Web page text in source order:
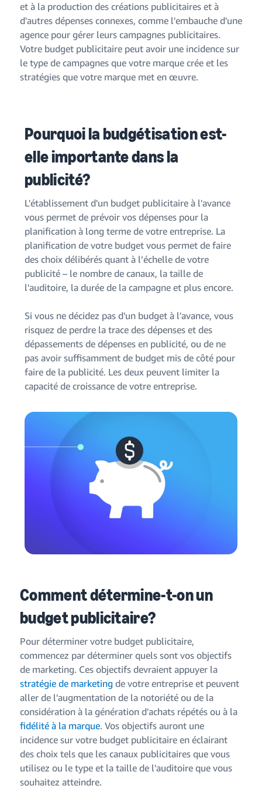
et à la production des créations publicitaires et à
d'autres dépenses connexes, comme l'embauche d'une
agence pour gérer leurs campagnes publicitaires.
Votre budget publicitaire peut avoir une incidence sur
le type de campagnes que votre marque crée et les
stratégies que votre marque met en œuvre.
Pourquoi la budgétisation est-
elle importante dans la
publicité?
L'établissement d'un budget publicitaire à l'avance
vous permet de prévoir vos dépenses pour la
planification à long terme de votre entreprise. La
planification de votre budget vous permet de faire
des choix délibérés quant à l’échelle de votre
publicité – le nombre de canaux, la taille de
l'auditoire, la durée de la campagne et plus encore.
Si vous ne décidez pas d'un budget à l'avance, vous
risquez de perdre la trace des dépenses et des
dépassements de dépenses en publicité, ou de ne
pas avoir suffisamment de budget mis de côté pour
faire de la publicité. Les deux peuvent limiter la
capacité de croissance de votre entreprise.
Comment détermine-t-on un
budget publicitaire?
Pour déterminer votre budget publicitaire,
commencez par déterminer quels sont vos objectifs
de marketing. Ces objectifs devraient appuyer la
stratégie de marketing de votre entreprise et peuvent
aller de l'augmentation de la notoriété ou de la
considération à la génération d'achats répétés ou à la
fidélité à la marque. Vos objectifs auront une
incidence sur votre budget publicitaire en éclairant
des choix tels que les canaux publicitaires que vous
utilisez ou le type et la taille de l'auditoire que vous
souhaitez atteindre.